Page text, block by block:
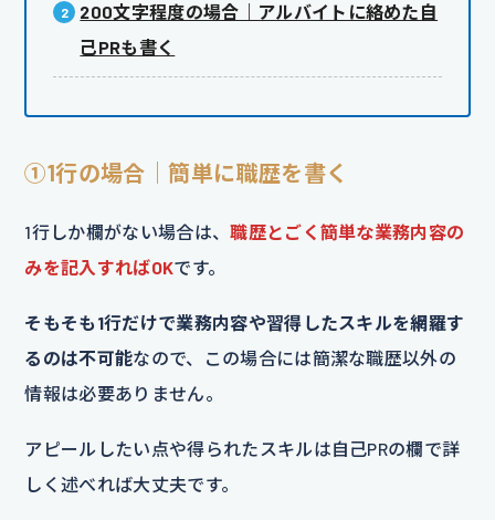
200文字程度の場合｜アルバイトに絡めた自
己PRも書く
①1行の場合｜簡単に職歴を書く
1行しか欄がない場合は、職歴とごく簡単な業務内容の
みを記入すればOKです。
そもそも1行だけで業務内容や習得したスキルを網羅す
るのは不可能なので、この場合には簡潔な職歴以外の
情報は必要ありません。
アピールしたい点や得られたスキルは自己PRの欄で詳
しく述べれば大丈夫です。